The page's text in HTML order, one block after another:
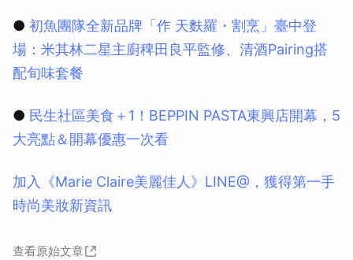
● 初魚團隊全新品牌「作 天麩羅・割烹」臺中登
場：米其林二星主廚稗田良平監修、清酒Pairing搭
配旬味套餐
● 民生社區美食＋1！BEPPIN PASTA東興店開幕，5
大亮點＆開幕優惠一次看
加入《Marie Claire美麗佳人》LINE@，獲得第一手
時尚美妝新資訊
查看原始文章